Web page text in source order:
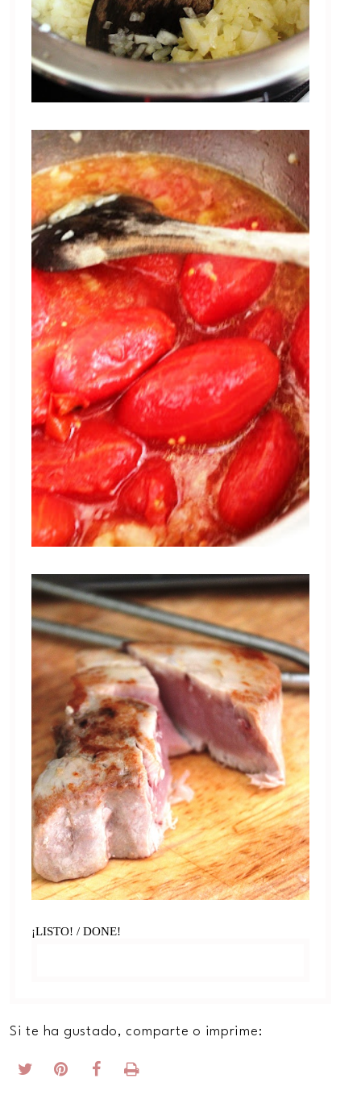
¡LISTO! / DONE!
Si te ha gustado, comparte o imprime: